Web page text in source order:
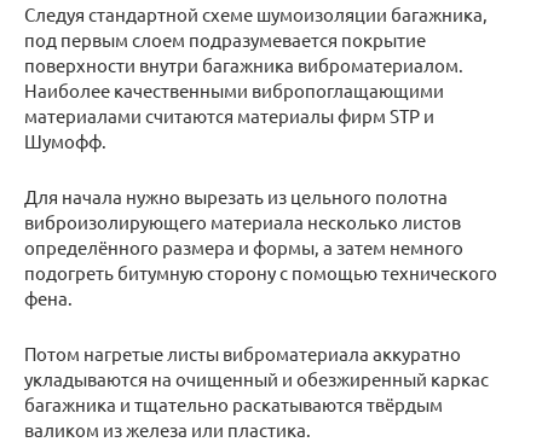
Следуя стандартной схеме шумоизоляции багажника,
под первым слоем подразумевается покрытие
поверхности внутри багажника виброматериалом.
Наиболее качественными вибропоглащающими
материалами считаются материалы фирм STP и
Шумофф.
Для начала нужно вырезать из цельного полотна
виброизолирующего материала несколько листов
определённого размера и формы, а затем немного
подогреть битумную сторону с помощью технического
фена.
Потом нагретые листы виброматериала аккуратно
укладываются на очищенный и обезжиренный каркас
багажника и тщательно раскатываются твёрдым
валиком из железа или пластика.